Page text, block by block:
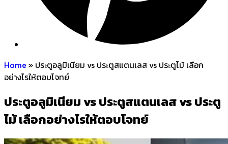
Home » ประตูอลูมิเนียม vs ประตูสแตนเลส vs ประตูไม้ เลือก
อย่างไรให้ตอบโจทย์
ประตูอลูมิเนียม vs ประตูสแตนเลส vs ประตู
ไม้ เลือกอย่างไรให้ตอบโจทย์